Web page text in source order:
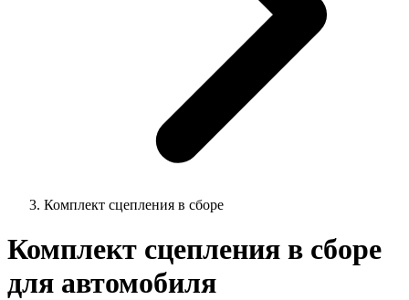
Комплект сцепления в сборе
Комплект сцепления в сборе
для автомобиля